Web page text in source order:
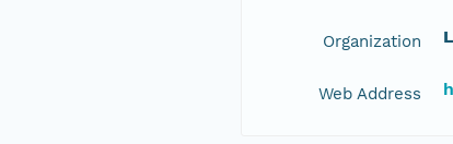
Organization
Web Address